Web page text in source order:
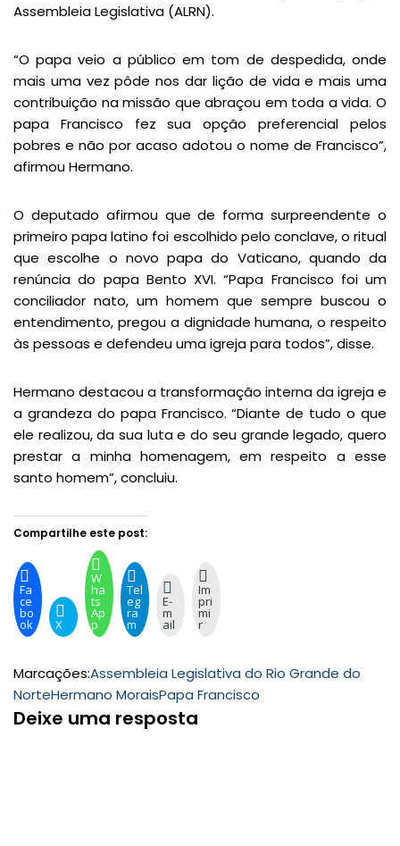
Assembleia Legislativa (ALRN).
“O papa veio a público em tom de despedida, onde
mais uma vez pôde nos dar lição de vida e mais uma
contribuição na missão que abraçou em toda a vida. O
papa Francisco fez sua opção preferencial pelos
pobres e não por acaso adotou o nome de Francisco”,
afirmou Hermano.
O deputado afirmou que de forma surpreendente o
primeiro papa latino foi escolhido pelo conclave, o ritual
que escolhe o novo papa do Vaticano, quando da
renúncia do papa Bento XVI. “Papa Francisco foi um
conciliador nato, um homem que sempre buscou o
entendimento, pregou a dignidade humana, o respeito
às pessoas e defendeu uma igreja para todos”, disse.
Hermano destacou a transformação interna da igreja e
a grandeza do papa Francisco. “Diante de tudo o que
ele realizou, da sua luta e do seu grande legado, quero
prestar a minha homenagem, em respeito a esse
santo homem”, concluiu.
Compartilhe este post:
Fa
ce
bo
ok X
W
ha
ts
Ap
p
Tel
eg
ra
m
E-
m
ail
Im
pri
mi
r
Marcações:Assembleia Legislativa do Rio Grande do
NorteHermano MoraisPapa Francisco
Deixe uma resposta